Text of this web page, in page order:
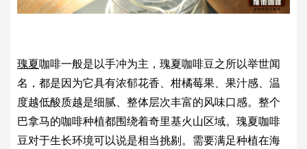
瑰夏咖啡一般是以手冲为主，瑰夏咖啡豆之所以举世闻
名，都是因为它具有浓郁花香、柑橘莓果、果汁感、温
度越低酸质越是细腻、整体层次丰富的风味口感。整个
巴拿马的咖啡种植都围绕着奇里基火山区域。瑰夏咖啡
豆对于生长环境可以说是相当挑剔。需要满足种植在海